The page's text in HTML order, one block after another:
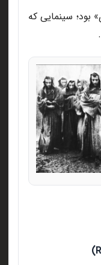
بود؛ سینمایی که
.